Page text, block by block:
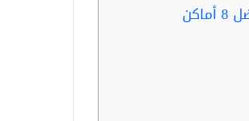
ربما تفيدك قراءة..محلات تفصيل فساتين عرايس بالرياض .. أفضل 8 أماكن